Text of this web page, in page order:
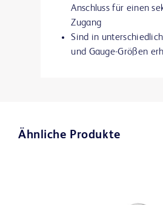
Anschluss für einen
Zugang
Sind in
und Gauge-Größen
Ähnliche Produkte